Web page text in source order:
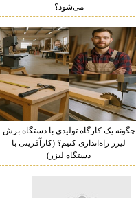
می‌شود؟
چگونه یک کارگاه تولیدی با دستگاه برش
لیزر راه‌اندازی کنیم؟ (کارآفرینی با
دستگاه لیزر)